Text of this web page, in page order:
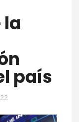
la
país